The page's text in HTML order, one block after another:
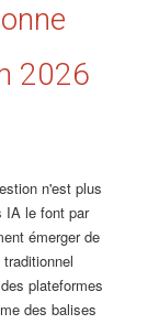
2026
n'est plus
IA le font par
émerger de
plateformes
des balises